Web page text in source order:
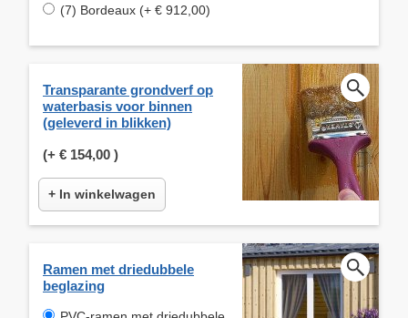
(7) Bordeaux (+ € 912,00)
Transparante grondverf op
waterbasis voor binnen
(geleverd in blikken)
(+ € 154,00 )
+ In winkelwagen
Ramen met driedubbele
beglazing